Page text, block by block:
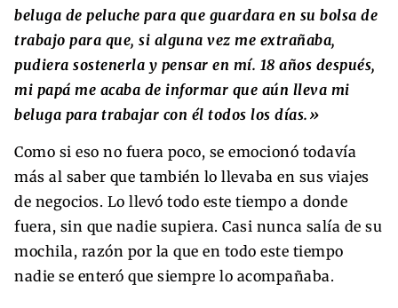
beluga de peluche para que guardara en su bolsa de
trabajo para que, si alguna vez me extrañaba,
pudiera sostenerla y pensar en mí. 18 años después,
mi papá me acaba de informar que aún lleva mi
beluga para trabajar con él todos los días.»
Como si eso no fuera poco, se emocionó todavía
más al saber que también lo llevaba en sus viajes
de negocios. Lo llevó todo este tiempo a donde
fuera, sin que nadie supiera. Casi nunca salía de su
mochila, razón por la que en todo este tiempo
nadie se enteró que siempre lo acompañaba.